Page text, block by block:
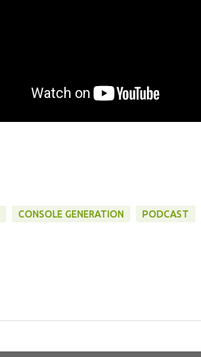
CONSOLE GENERATION PODCAST